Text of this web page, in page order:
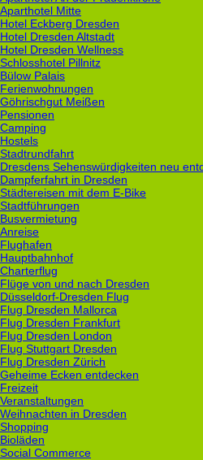
Aparthotel Mitte
Hotel Eckberg Dresden
Hotel Dresden Altstadt
Hotel Dresden Wellness
Schlosshotel Pillnitz
Bülow Palais
Ferienwohnungen
Göhrischgut Meißen
Pensionen
Camping
Hostels
Stadtrundfahrt
Dresdens Sehenswürdigkeiten neu
Dampferfahrt in Dresden
Städtereisen mit dem E-Bike
Stadtführungen
Busvermietung
Anreise
Flughafen
Hauptbahnhof
Charterflug
Flüge von und nach Dresden
Düsseldorf-Dresden Flug
Flug Dresden Mallorca
Flug Dresden Frankfurt
Flug Dresden London
Flug Stuttgart Dresden
Flug Dresden Zürich
Geheime Ecken entdecken
Freizeit
Veranstaltungen
Weihnachten in Dresden
Shopping
Bioläden
Social Commerce